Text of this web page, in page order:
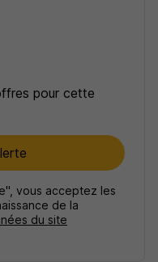
pour cette
vous acceptez les
de la
du site